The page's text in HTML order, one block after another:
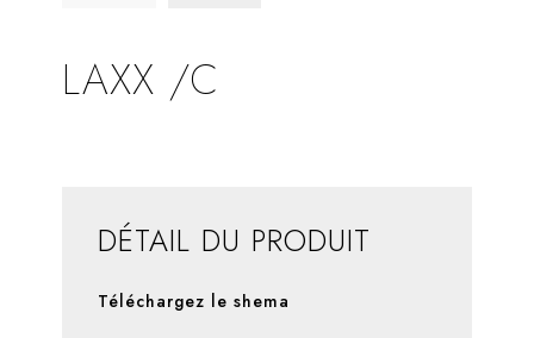
LAXX /C
DÉTAIL DU PRODUIT
Téléchargez le shema